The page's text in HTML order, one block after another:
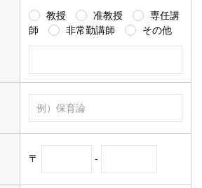
教授 准教授
専任講
師
非常勤講師 その他
〒 -